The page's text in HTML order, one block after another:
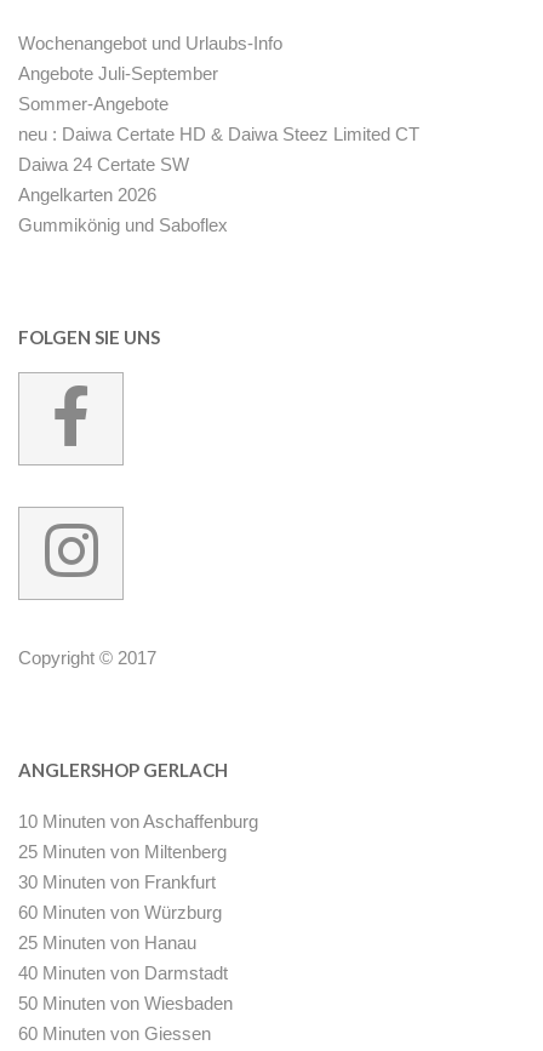
Wochenangebot und Urlaubs-Info
Angebote Juli-September
Sommer-Angebote
neu : Daiwa Certate HD & Daiwa Steez Limited CT
Daiwa 24 Certate SW
Angelkarten 2026
Gummikönig und Saboflex
FOLGEN SIE UNS
Copyright © 2017
ANGLERSHOP GERLACH
10 Minuten von Aschaffenburg
25 Minuten von Miltenberg
30 Minuten von Frankfurt
60 Minuten von Würzburg
25 Minuten von Hanau
40 Minuten von Darmstadt
50 Minuten von Wiesbaden
60 Minuten von Giessen